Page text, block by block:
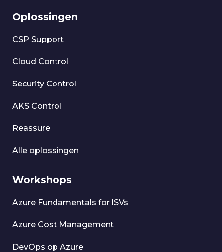
Oplossingen
CSP Support
Cloud Control
Security Control
AKS Control
Reassure
Alle oplossingen
Workshops
Azure Fundamentals for ISVs
Azure Cost Management
DevOps op Azure